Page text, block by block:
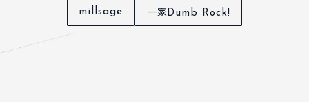
millsage 一家Dumb Rock!